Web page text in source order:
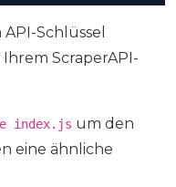
Schlüssel
ScraperAPI-
index.js um den
eine ähnliche